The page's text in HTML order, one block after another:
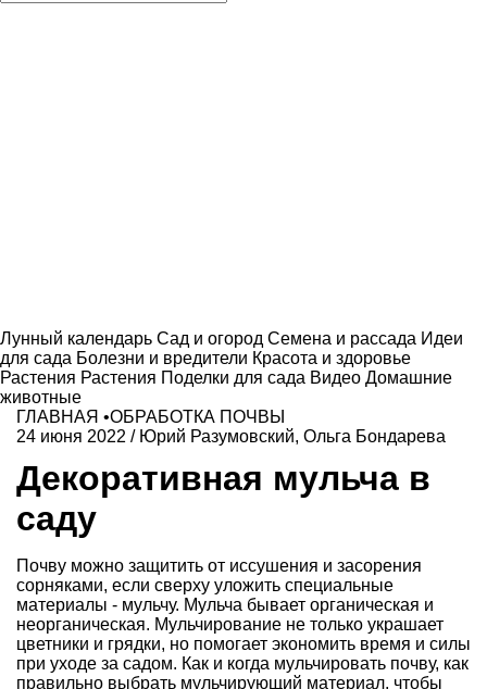
Лунный календарь Сад и огород Семена и рассада Идеи
для сада Болезни и вредители Красота и здоровье
Растения Растения Поделки для сада Видео Домашние
животные
ГЛАВНАЯ •ОБРАБОТКА ПОЧВЫ
24 июня 2022 / Юрий Разумовский, Ольга Бондарева
Декоративная мульча в
саду
Почву можно защитить от иссушения и засорения
сорняками, если сверху уложить специальные
материалы - мульчу. Мульча бывает органическая и
неорганическая. Мульчирование не только украшает
цветники и грядки, но помогает экономить время и силы
при уходе за садом. Как и когда мульчировать почву, как
правильно выбрать мульчирующий материал, чтобы